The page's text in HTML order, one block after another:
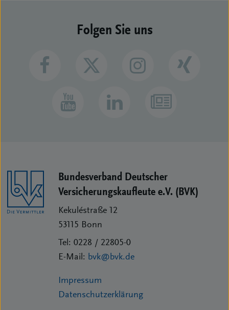
Folgen Sie uns
Bundesverband Deutscher
Versicherungs­kaufleute e.V. (BVK)
Kekuléstraße 12
53115 Bonn
Tel: 0228 / 22805-0
E-Mail: bvk@bvk.de
Impressum
Datenschutzerklärung